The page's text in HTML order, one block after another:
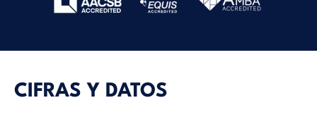
CIFRAS Y DATOS